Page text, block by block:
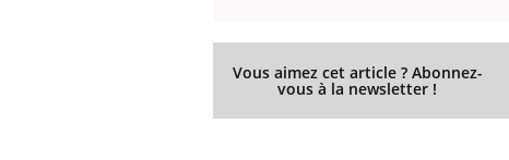
Vous aimez cet article ? Abonnez-
vous à la newsletter !